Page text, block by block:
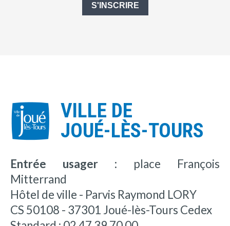
S'INSCRIRE
VILLE DE
JOUÉ-LÈS-TOURS
Entrée usager : place François
Mitterrand
Hôtel de ville - Parvis Raymond LORY
CS 50108 - 37301 Joué-lès-Tours Cedex